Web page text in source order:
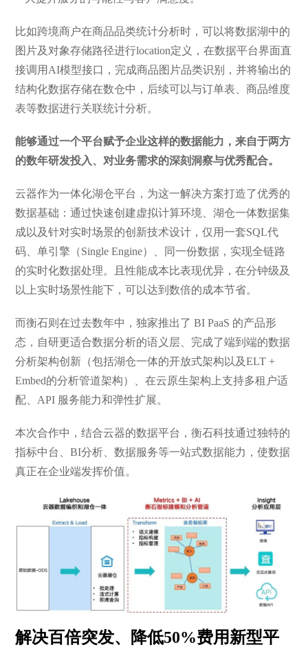
比如跨境商户在商品品类统计分析时，可以将数据湖中的
图片及对象存储路径进行location定义，在数据平台界面直
接调用AI模型接口，完成商品图片品类识别，并将输出的
结构化数据存储在数仓中，后续可以与订单表、商品维度
表等数据进行关联统计分析。
能够通过一个平台赋予企业这样的数据能力，来自于两方
的数年研发投入、对业务需求的深刻洞察与优秀配合。
云器作为一体化湖仓平台，为这一解决方案打造了优秀的
数据基础：通过快速创建虚拟计算环境、湖仓一体数据集
成以及针对实时场景的创新技术设计，仅用一套SQL代
码、单引擎（Single Engine）、同一份数据，实现全链路
的实时化数据处理。且性能成本比表现优异，在分钟级及
以上实时场景性能下，可以达到数倍的成本节省。
而衡石则在过去数年中，独家推出了 BI PaaS 的产品形
态，自研更适合数据分析的语义层、完成了端到端的数据
分析架构创新（包括湖仓一体的开放式架构以及ELT +
Embed的分析管道架构）、在云原生架构上支持多租户适
配、API 服务能力和弹性扩展。
本次合作中，结合云器的数据平台，衡石科技通过独特的
指标中台、BI分析、数据服务等一站式数据能力，使数据
真正在企业端发挥价值。
解决百倍突发、降低50%费用新型平